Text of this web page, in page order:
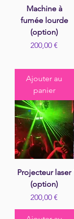
Machine à
fumée lourde
(option)
Prix
200,00 €
Ajouter au
panier
Projecteur laser
(option)
Prix
200,00 €